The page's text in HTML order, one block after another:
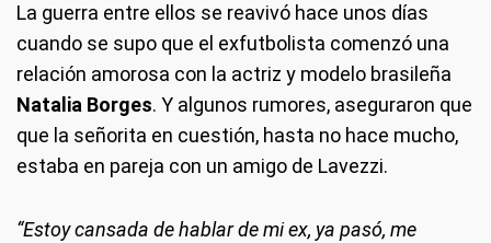
La guerra entre ellos se reavivó hace unos días
cuando se supo que el exfutbolista comenzó una
relación amorosa con la actriz y modelo brasileña
Natalia Borges. Y algunos rumores, aseguraron que
que la señorita en cuestión, hasta no hace mucho,
estaba en pareja con un amigo de Lavezzi.
“Estoy cansada de hablar de mi ex, ya pasó, me